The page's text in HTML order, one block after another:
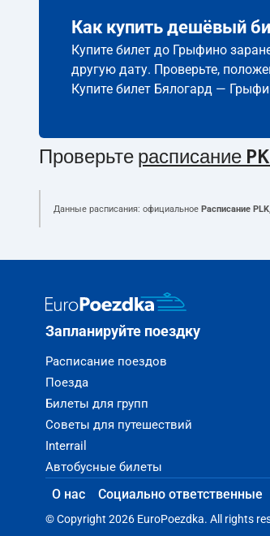
Как купить дешёвый
Купите билет до Грыфино
другую дату. Проверьте,
Купите билет Бялогард —
Проверьте расписание
Данные расписания: официальное Расписание PLK
Запланируйте поездку
Расписание поездов
Поезда
Билеты для групп
Советы для путешествий
Interrail
Автобусные билеты
О нас Социально ответственные
© Copyright 2026 EuroPoezdka. All rights